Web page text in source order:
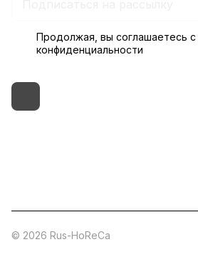
Продолжая, вы соглашаетесь с
конфиденциальности
© 2026 Rus-HoReCa